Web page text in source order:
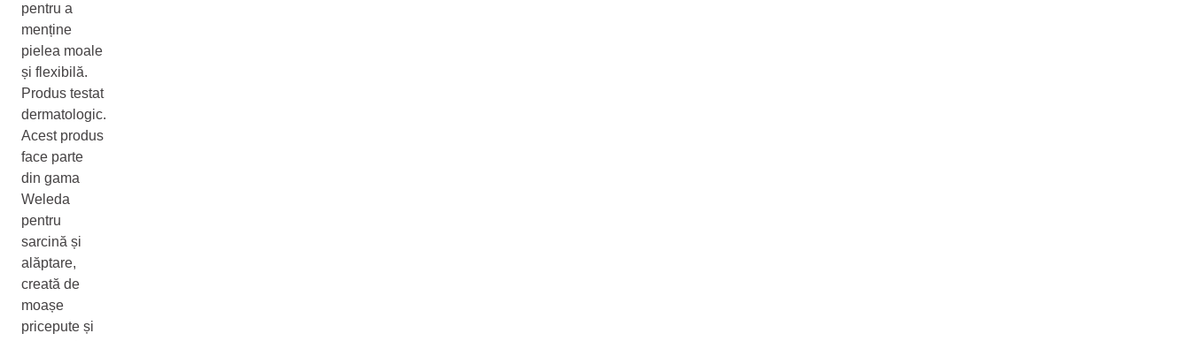
pentru a
menține
pielea moale
și flexibilă.
Produs testat
dermatologic.
Acest produs
face parte
din gama
Weleda
pentru
sarcină și
alăptare,
creată de
moașe
pricepute și